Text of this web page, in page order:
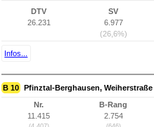
DTV
26.231
SV
6.977
(26,6%)
Infos...
B 10 Pfinztal-Berghausen,
Nr.
11.415
B-Rang
2.754